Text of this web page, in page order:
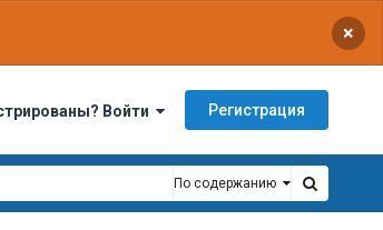
×
Войти Регистрация
По содержанию